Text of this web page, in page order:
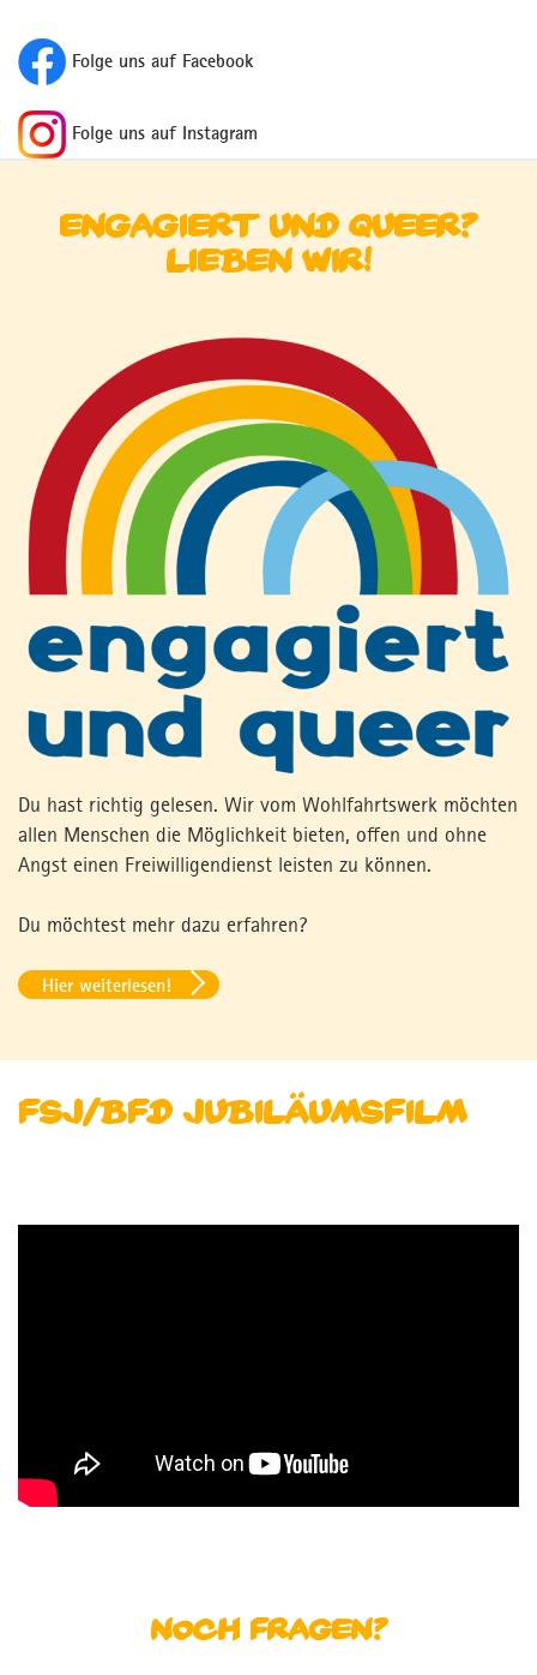
Folge uns auf Facebook
Folge uns auf Instagram
engagiert und queer?
Lieben wir!
Du hast richtig gelesen. Wir vom Wohlfahrtswerk möchten
allen Menschen die Möglichkeit bieten, offen und ohne
Angst einen Freiwilligendienst leisten zu können.
Du möchtest mehr dazu erfahren?
Hier weiterlesen!
FSJ/BFD Jubiläumsfilm
Noch Fragen?